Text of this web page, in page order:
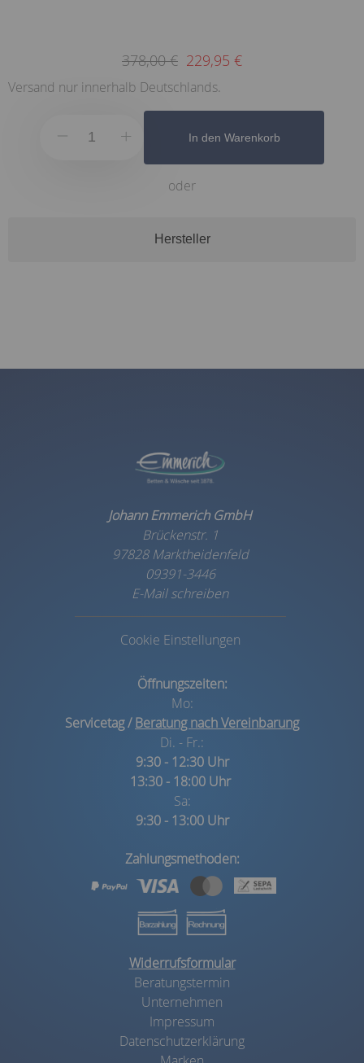
378,00 € 229,95 €
Versand nur innerhalb Deutschlands.
In den Warenkorb
oder
Hersteller
Johann Emmerich GmbH
Brückenstr. 1
97828 Marktheidenfeld
09391-3446
E-Mail schreiben
Cookie Einstellungen
Öffnungszeiten:
Mo:
Servicetag /Beratung nach Vereinbarung
Di. - Fr.:
9:30 - 12:30 Uhr
13:30 - 18:00 Uhr
Sa:
9:30 - 13:00 Uhr
Zahlungsmethoden:
Widerrufsformular
Beratungstermin
Unternehmen
Impressum
Datenschutzerklärung